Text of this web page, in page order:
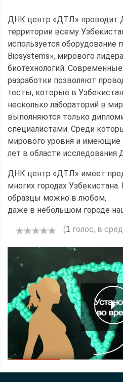
ДНК центр «ДТЛ» проводит
территории всему
используется оборудование
Biosystems», мирового
биотехнологий.
разработки позволяют
тесты, которые в
несколько лабораторий в
выполняются только
специалистами. Среди
мирового уровня и имеющие
лет в области исследования
ДНК центр «ДТЛ» имеет
многих городах
образцы можно в любом,
даже в небольшом городе
(1 голос, в